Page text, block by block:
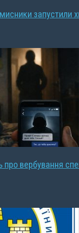
запустили
про вербування